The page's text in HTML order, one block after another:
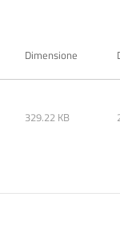
Dimensione
329.22 KB